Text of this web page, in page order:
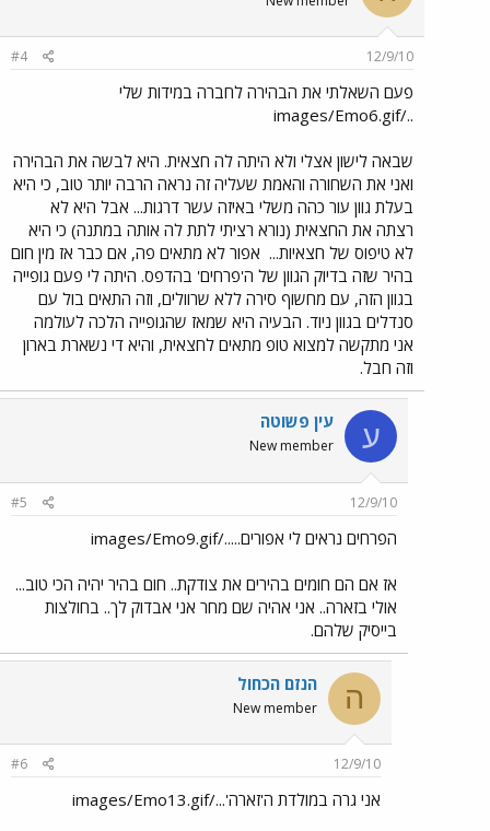
12/9/10
#4
פעם השאלתי את הבהירה לחברה במידות שלי
../images/Emo6.gif
שבאה לישון אצלי ולא היתה לה חצאית. היא לבשה את הבהירה
ואני את השחורה והאמת שעליה זה נראה הרבה יותר טוב, כי היא
בעלת גוון עור כהה משלי באיזה עשר דרגות... אבל היא לא
רצתה את החצאית (נורא רציתי לתת לה אותה במתנה) כי היא
לא טיפוס של חצאיות... אפור לא מתאים פה, אם כבר אז מין חום
בהיר שזה בדיוק הגוון של ה'פרחים' בהדפס. היתה לי פעם גופייה
בגוון הזה, עם מחשוף סירה ללא שרוולים, וזה התאים בול עם
סנדלים בגוון ניוד. הבעיה היא שמאז שהגופייה הלכה לעולמה
אני מתקשה למצוא טופ מתאים לחצאית, והיא די נשארת בארון
וזה חבל.
ע עין פשוטה
New member
12/9/10
#5
הפרחים נראים לי אפורים...../images/Emo9.gif
אז אם הם חומים בהירים את צודקת.. חום בהיר יהיה הכי טוב...
אולי בזארה.. אני אהיה שם מחר אני אבדוק לך.. בחולצות
בייסיק שלהם.
ה הנזם הכחול
New member
12/9/10
#6
אני גרה במולדת ה'זארה'.../images/Emo13.gif